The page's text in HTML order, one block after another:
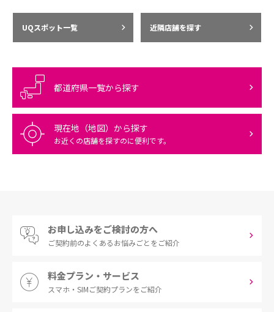
UQスポット一覧 近隣店舗を探す
都道府県一覧から探す
現在地（地図）から探す
お近くの店舗を探すのに便利です。
お申し込みをご検討の方へ
ご契約前のよくあるお悩みごとをご紹介
料金プラン・サービス
スマホ・SIMご契約プランをご紹介